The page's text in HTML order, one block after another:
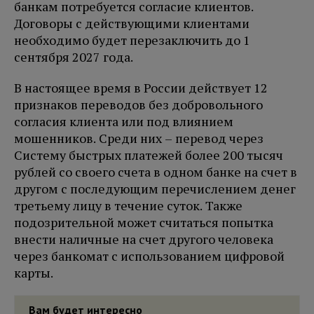
банкам потребуется согласие клиентов.
Договоры с действующими клиентами
необходимо будет перезаключить до 1
сентября 2027 года.
В настоящее время в России действует 12
признаков переводов без добровольного
согласия клиента или под влиянием
мошенников. Среди них – перевод через
Систему быстрых платежей более 200 тысяч
рублей со своего счета в одном банке на счет в
другом с последующим перечислением денег
третьему лицу в течение суток. Также
подозрительной может считаться попытка
внести наличные на счет другого человека
через банкомат с использованием цифровой
карты.
Вам будет интересно